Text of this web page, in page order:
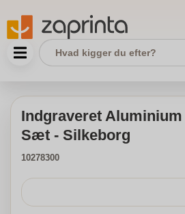
Indgraveret
Sæt - Silkeborg
10278300